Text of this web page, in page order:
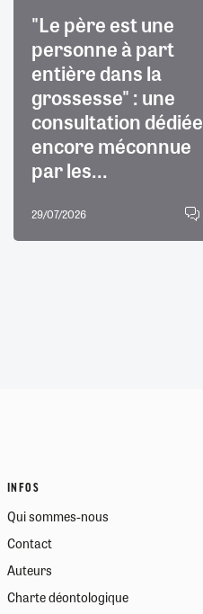
"Le père est une
personne à part
entière dans la
grossesse" : une
consultation dédiée
encore méconnue
par les...
29/07/2026
INFOS
Qui sommes-nous
Contact
Auteurs
Charte déontologique